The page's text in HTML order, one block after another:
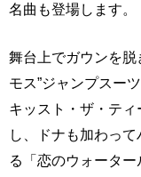
名曲も登場します。
舞台上でガウンを脱
モス”ジャンプスー
キッスト・ザ・テ
し、ドナも加わっ
る「恋のウォータ